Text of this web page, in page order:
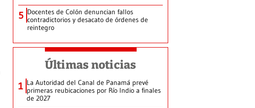
5 Docentes de Colón denuncian fallos
contradictorios y desacato de órdenes de
reintegro
Últimas noticias
1 La Autoridad del Canal de Panamá prevé
primeras reubicaciones por Río Indio a finales
de 2027